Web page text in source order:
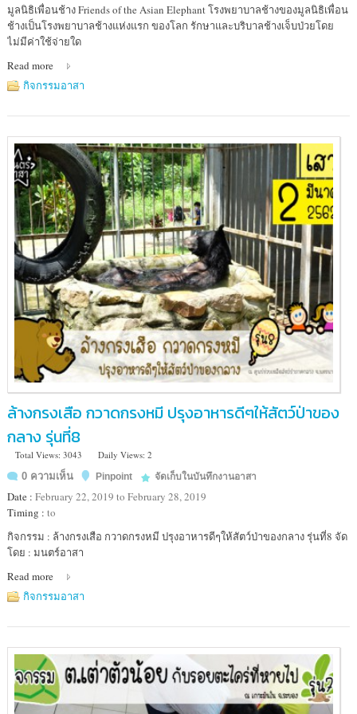
Location
:
โรง
ช้าง
แห่ง
ของ
โลก
มูลนิธิเพื่อนช้าง Friends of the Asian Elephant โรงพยาบาลช้างของมูลนิธิเพื่อน
ช้างเป็นโรงพยาบาลช้างแห่งแรก ของโลก รักษาและบริบาลช้างเจ็บป่วยโดย
ไม่มีค่าใช้จ่ายใด
Read more
กิจกรรมอาสา
ล้างกรงเสือ กวาดกรงหมี ปรุงอาหารดีๆให้สัตว์ป่าของ
กลาง รุ่นที่8
Total Views: 3043
Daily Views: 2
0 ความเห็น
Pinpoint จัดเก็บในบันทึกงานอาสา
Date : February 22, 2019 to February 28, 2019
Timing : to
Location
:
ช่วย
เหลือ
ป่า
ภาค
กิจกรรม : ล้างกรงเสือ กวาดกรงหมี ปรุงอาหารดีๆให้สัตว์ป่าของกลาง รุ่นที่8 จัด
โดย : มนตร์อาสา
Read more
กิจกรรมอาสา